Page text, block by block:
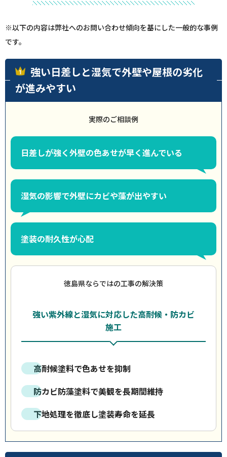
※以下の内容は弊社へのお問い合わせ傾向を基にした一般的な事例
です。
強い日差しと湿気で外壁や屋根の劣化
が進みやすい
実際のご相談例
日差しが強く外壁の色あせが早く進んでいる
湿気の影響で外壁にカビや藻が出やすい
塗装の耐久性が心配
徳島県ならではの工事の解決策
強い紫外線と湿気に対応した高耐候・防カビ
施工
高耐候塗料で色あせを抑制
防カビ防藻塗料で美観を長期間維持
下地処理を徹底し塗装寿命を延長